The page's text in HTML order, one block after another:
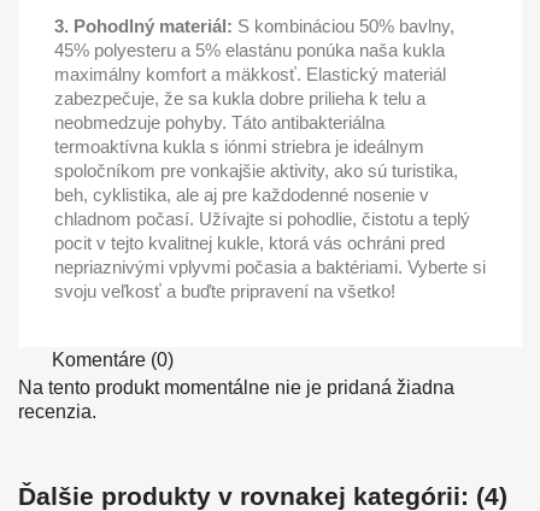
3. Pohodlný materiál: S kombináciou 50% bavlny,
45% polyesteru a 5% elastánu ponúka naša kukla
maximálny komfort a mäkkosť. Elastický materiál
zabezpečuje, že sa kukla dobre prilieha k telu a
neobmedzuje pohyby. Táto antibakteriálna
termoaktívna kukla s iónmi striebra je ideálnym
spoločníkom pre vonkajšie aktivity, ako sú turistika,
beh, cyklistika, ale aj pre každodenné nosenie v
chladnom počasí. Užívajte si pohodlie, čistotu a teplý
pocit v tejto kvalitnej kukle, ktorá vás ochráni pred
nepriaznivými vplyvmi počasia a baktériami. Vyberte si
svoju veľkosť a buďte pripravení na všetko!
Komentáre (0)
Na tento produkt momentálne nie je pridaná žiadna
recenzia.
Ďalšie produkty v rovnakej kategórii: (4)